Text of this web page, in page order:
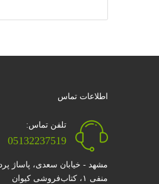
اطلاعات تماس
تلفن تماس:
05132237519
مشهد - خیابان سعدی، پاساژ
منفی ۱، کتاب‌فروشی کیوان